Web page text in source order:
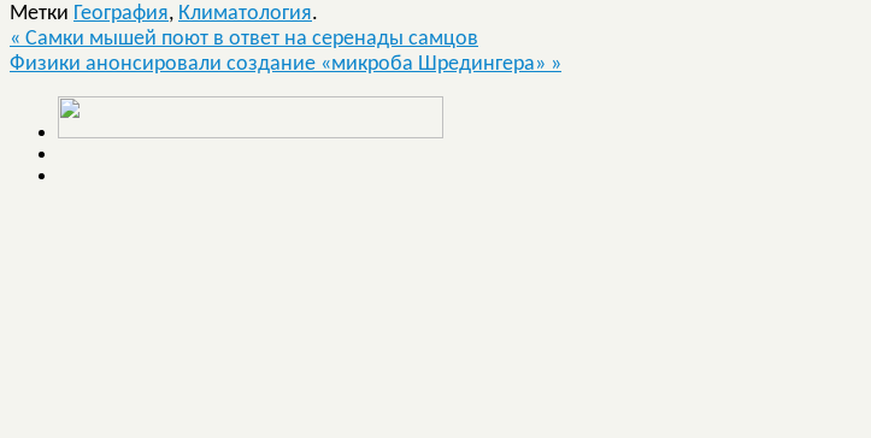
Метки География, Климатология.
« Самки мышей поют в ответ на серенады самцов
Физики анонсировали создание «микроба Шредингера» »